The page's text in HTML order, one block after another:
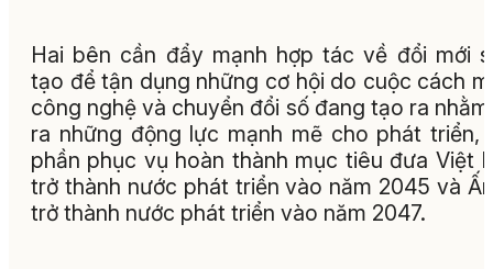
Hai bên cần đẩy mạnh hợp tác về đổi mới
tạo để tận dụng những cơ hội do cuộc cách
công nghệ và chuyển đổi số đang tạo ra
ra những động lực mạnh mẽ cho phát triển,
phần phục vụ hoàn thành mục tiêu đưa Việt
trở thành nước phát triển vào năm 2045 và
trở thành nước phát triển vào năm 2047.